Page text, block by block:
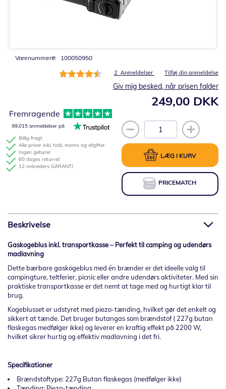
Varenummer 100050950
Bedømmelse:
2 Anmeldelser Tilføj din anmeldelse
249,00 DKK
Giv mig besked, når prisen falder
LÆG I KURV
PRICEMATCH
Billig fragt
Alle priser inkl. told, moms og afgifter
Ingen gebyrer
60 dages returret
12 måneders GARANTI
Fremragende
99,015 anmeldelser på
Beskrivelse
Gaskogeblus inkl. transportkasse – Perfekt til camping og udendørs
madlavning
Dette bærbare gaskogeblus med én brænder er det ideelle valg til
campingture, teltferier, picnic eller andre udendørs aktiviteter. Med sin
praktiske transportkasse er det nemt at tage med og hurtigt klar til
brug.
Kogeblusset er udstyret med piezo-tænding, hvilket gør det enkelt og
sikkert at tænde. Det bruger butangas som brændstof ( 227g butan
flaskegas medfølger ikke) og leverer en kraftig effekt på 2200 W,
hvilket sikrer hurtig og effektiv madlavning i det fri.
Specifikationer
Brændstoftype: 227g Butan flaskegas (medfølger ikke)